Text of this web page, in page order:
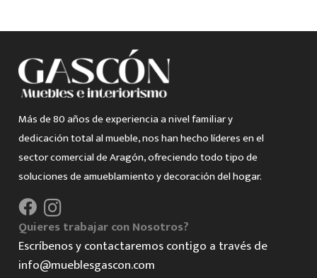
Más de 80 años de experiencia a nivel familiar y
dedicación total al mueble, nos han hecho líderes en el
sector comercial de Aragón, ofreciendo todo tipo de
soluciones de amueblamiento y decoración del hogar.
Quieres trabajar con Nosotros?
Escríbenos y contactaremos contigo a través de
info@mueblesgascon.com